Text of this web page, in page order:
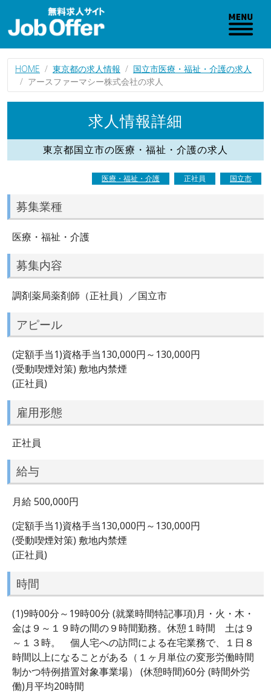
HOME 東京都の求人情報
国立市医療・福祉・介護の求人
アースファーマシー株式会社の求人
求人情報詳細
東京都国立市の医療・福祉・介護の求人
医療・福祉・介護 正社員 国立市
募集業種
医療・福祉・介護
募集内容
調剤薬局薬剤師（正社員）／国立市
アピール
(定額手当1)資格手当130,000円～130,000円
(受動喫煙対策) 敷地内禁煙
(正社員)
雇用形態
正社員
給与
月給 500,000円
(定額手当1)資格手当130,000円～130,000円
(受動喫煙対策) 敷地内禁煙
(正社員)
時間
(1)9時00分～19時00分 (就業時間特記事項)月・火・木・
金は９～１９時の間の９時間勤務。休憩１時間 土は９
～１３時。 個人宅への訪問による在宅業務で、１日８
時間以上になることがある（１ヶ月単位の変形労働時間
制かつ特例措置対象事業場） (休憩時間)60分 (時間外労
働)月平均20時間